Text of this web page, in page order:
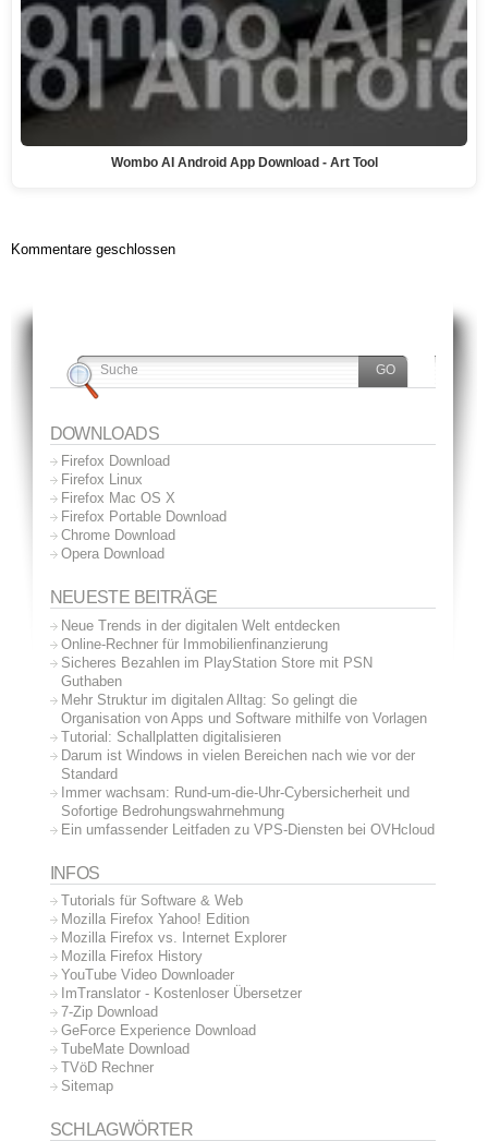
Wombo AI Android App Download - Art Tool
Kommentare geschlossen
DOWNLOADS
Firefox Download
Firefox Linux
Firefox Mac OS X
Firefox Portable Download
Chrome Download
Opera Download
NEUESTE BEITRÄGE
Neue Trends in der digitalen Welt entdecken
Online-Rechner für Immobilienfinanzierung
Sicheres Bezahlen im PlayStation Store mit PSN
Guthaben
Mehr Struktur im digitalen Alltag: So gelingt die
Organisation von Apps und Software mithilfe von Vorlagen
Tutorial: Schallplatten digitalisieren
Darum ist Windows in vielen Bereichen nach wie vor der
Standard
Immer wachsam: Rund-um-die-Uhr-Cybersicherheit und
Sofortige Bedrohungswahrnehmung
Ein umfassender Leitfaden zu VPS-Diensten bei OVHcloud
INFOS
Tutorials für Software & Web
Mozilla Firefox Yahoo! Edition
Mozilla Firefox vs. Internet Explorer
Mozilla Firefox History
YouTube Video Downloader
ImTranslator - Kostenloser Übersetzer
7-Zip Download
GeForce Experience Download
TubeMate Download
TVöD Rechner
Sitemap
SCHLAGWÖRTER